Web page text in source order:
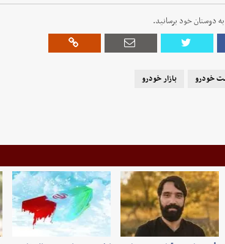
دوستان خود برسانید.
خودرو بازار خودرو